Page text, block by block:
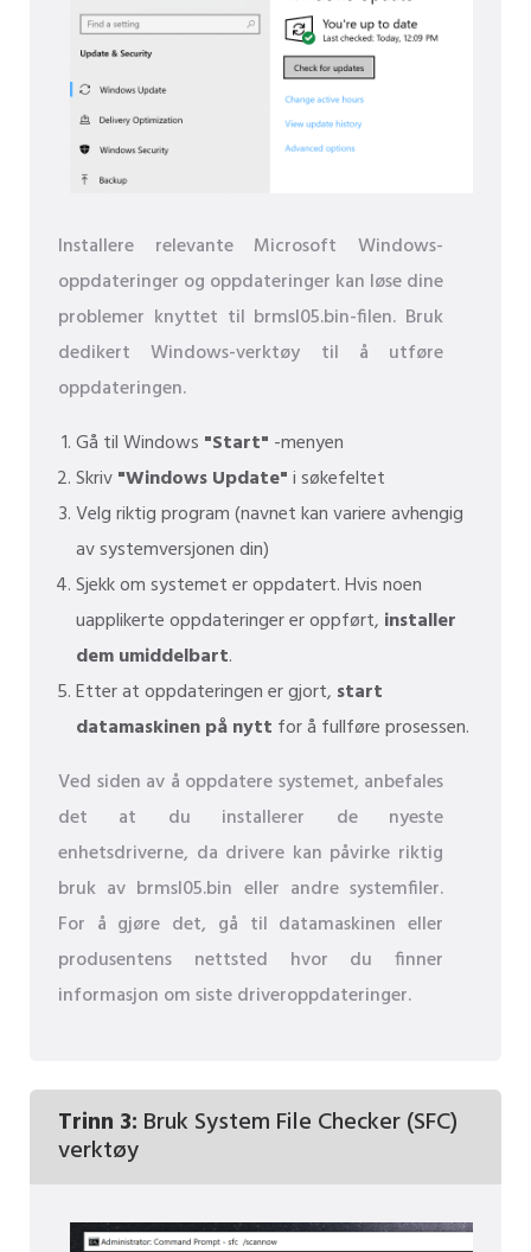
Installere relevante Microsoft Windows-
oppdateringer og oppdateringer kan løse dine
problemer knyttet til brmsl05.bin-filen. Bruk
dedikert Windows-verktøy til å utføre
oppdateringen.
Gå til Windows "Start" -menyen
Skriv"Windows Update"i søkefeltet
Velg riktig program (navnet kan variere avhengig
av systemversjonen din)
Sjekk om systemet er oppdatert. Hvis noen
uapplikerte oppdateringer er oppført, installer
dem umiddelbart.
Etter at oppdateringen er gjort, start
datamaskinen på nytt for å fullføre prosessen.
Ved siden av å oppdatere systemet, anbefales
det at du installerer de nyeste
enhetsdriverne, da drivere kan påvirke riktig
bruk av brmsl05.bin eller andre systemfiler.
For å gjøre det, gå til datamaskinen eller
produsentens nettsted hvor du finner
informasjon om siste driveroppdateringer.
Trinn 3: Bruk System File Checker (SFC)
verktøy